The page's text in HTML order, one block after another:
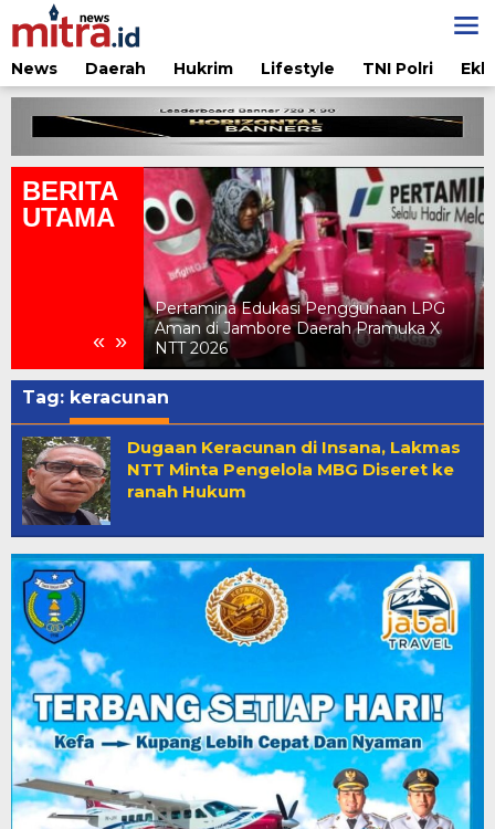
Lewati
ke
konten
News
Daerah Hukrim Lifestyle TNI Polri
BERITA
UTAMA
« »
Pertamina Edukasi Penggunaan LPG
Aman di Jambore Daerah Pramuka X
NTT 2026
Tag: keracunan
Dugaan Keracunan di Insana, Lakmas
NTT Minta Pengelola MBG Diseret ke
ranah Hukum